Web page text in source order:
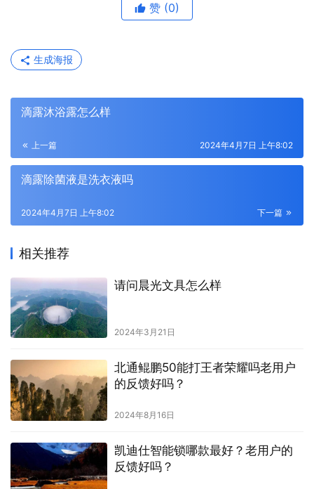
赞 (0)
生成海报
滴露沐浴露怎么样
上一篇 2024年4月7日 上午8:02
滴露除菌液是洗衣液吗
下一篇
2024年4月7日 上午8:02
相关推荐
请问晨光文具怎么样
2024年3月21日
北通鲲鹏50能打王者荣耀吗老用户
的反馈好吗？
2024年8月16日
凯迪仕智能锁哪款最好？老用户的
反馈好吗？